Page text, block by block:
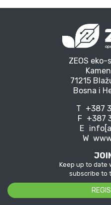
ZEOS eko-
71215
Bosna i
T +387
F +387
E
W
Keep up to date
subscribe to